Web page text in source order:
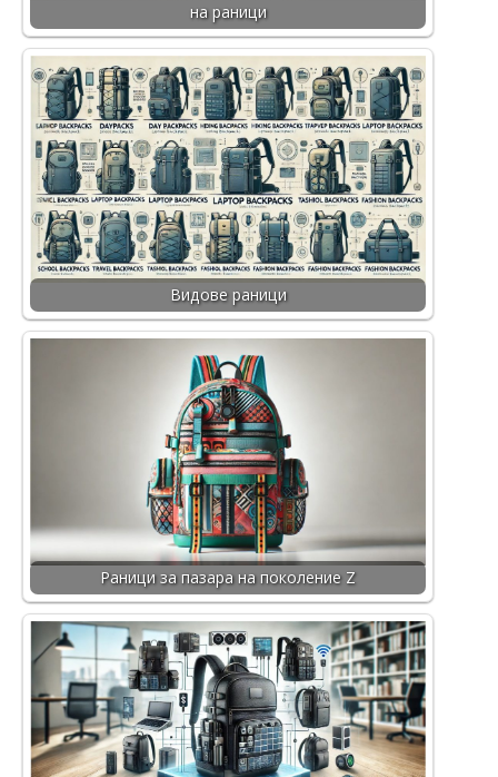
на раници
Видове раници
Раници за пазара на поколение Z